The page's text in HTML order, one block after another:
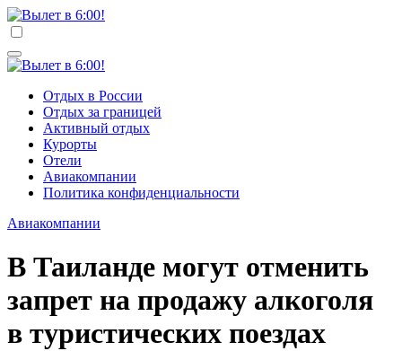
Перейти
к
Генеральный директор: Чернокоз Ольга Валерьевна
Учредитель ООО "Клуб регионов", ИНН 6685155934
Генеральный директор: Чернокоз Ольга Валерьевна
info@gosrf.ru +7 (495) 920-51-49
Отдых в России
Отдых за границей
Активный отдых
Курорты
Отели
Авиакомпании
Политика конфиденциальности
Авиакомпании
В Таиланде могут отменить
запрет на продажу алкоголя
в туристических поездах